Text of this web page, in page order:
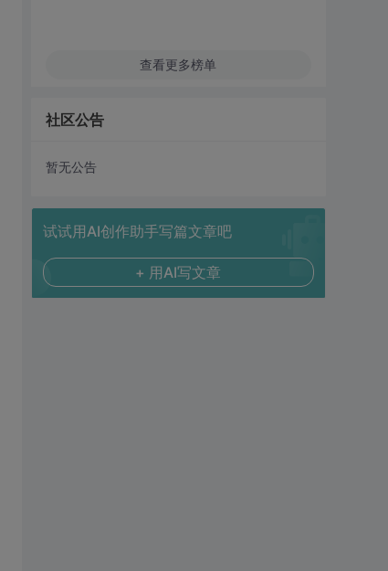
查看更多榜单
社区公告
暂无公告
试试用AI创作助手写篇文章吧
+ 用AI写文章